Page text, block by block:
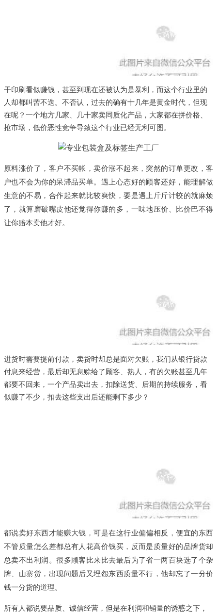
印
刷
生
意
想
赚
轻
松
钱
决
不
可
能
！
干印刷看似赚钱，甚至到现在还被认为是暴利，而这个行业里的
人却都叫苦不迭。不否认，过去的确有十几年是黄金时代，但现
在呢？一个地方几家、几十家卖同质化产品，大家都在拼价格、
抢市场，低价恶性竞争导致这个行业已经无利可图。
原料涨价了，客户不买帐，卖价涨不起来，突然的订单更改，客
户也不会为你的呆滞品买单。遇上心态好的顾客还好，能理解做
生意的不易，合作起来就比较爽快，要是遇上斤斤计较的就麻烦
了，就算磨破嘴皮他还觉得你赚的多，一味地压价、比价巴不得
让你赔本卖他才好。
赚
的
利
润
都
是
账
面
的
钱
，
暂
时
的
钱
！
进货时需要提前付款，卖货时却总是面对欠账，我们从银行贷款
付息来经营，最后却无息赊给了顾客、熟人，有的欠账甚至几年
都要不回来，一个产品卖出去，扣除送货、后期的持续服务，看
似赚了不少，扣去这些支出后还能剩下多少？
品
质
诚
信
经
营
不
难
，
但
是
能
坚
持
下
来
的
又
有
多
少
都说卖好东西才能赚大钱，可是在这行业偏偏相反，便宜的东西
不管质量怎么差都总有人花高价钱买，反而是质量好的品牌货却
总卖不出利润。很多顾客比来比去最后为了省一两百块选了个杂
牌、山寨货，出现问题后又埋怨东西质量不行，他却忘了一分价
钱一分货的道理。
所有人都说要品质、诚信经营，但是在利润和销量的诱惑之下，